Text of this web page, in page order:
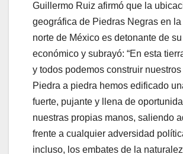
Guillermo Ruiz afirmó que la
geográfica de Piedras Negras en la
norte de México es detonante de
económico y subrayó: “En esta
y todos podemos construir
Piedra a piedra hemos edificado
fuerte, pujante y llena de
nuestras propias manos, saliendo
frente a cualquier adversidad
incluso, los embates de la